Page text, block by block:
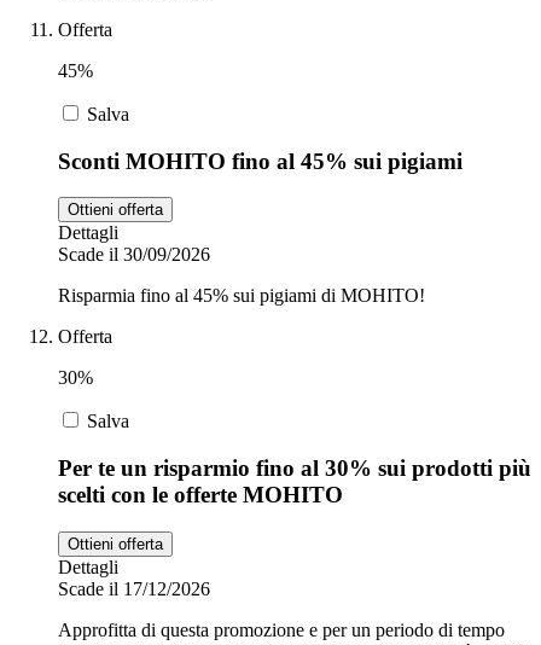
Offerta
45%
Salva
Sconti MOHITO fino al 45% sui pigiami
Ottieni offerta
Dettagli
Scade il 30/09/2026
Risparmia fino al 45% sui pigiami di MOHITO!
Offerta
30%
Salva
Per te un risparmio fino al 30% sui prodotti più
scelti con le offerte MOHITO
Ottieni offerta
Dettagli
Scade il 17/12/2026
Approfitta di questa promozione e per un periodo di tempo